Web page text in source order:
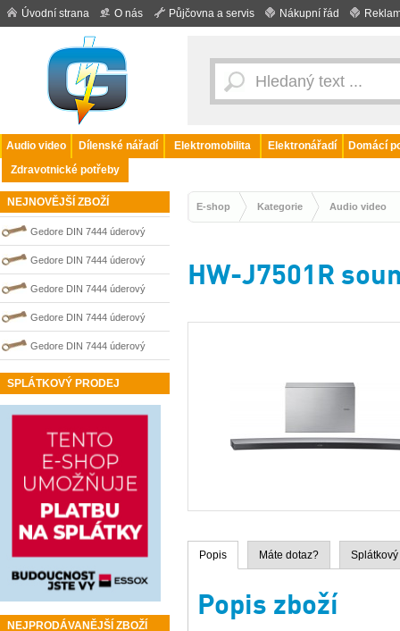
Úvodní strana O nás Půjčovna a servis Nákupní řád
Audio video Dílenské nářadí Elektromobilita Elektronářadí
Domácí
Zdravotnické potřeby
NEJNOVĚJŠÍ ZBOŽÍ
Gedore DIN 7444 úderový
nejiskřivý plochý (palcový) klíč
0100210S
Gedore DIN 7444 úderový
nejiskřivý plochý (palcový) klíč
0100202S
Gedore DIN 7444 úderový
nejiskřivý plochý (palcový) klíč
0100207S
Gedore DIN 7444 úderový
nejiskřivý plochý (palcový) klíč
0100208S
Gedore DIN 7444 úderový
nejiskřivý plochý (palcový) klíč
SPLÁTKOVÝ PRODEJ
NEJPRODÁVANĚJŠÍ ZBOŽÍ
E-shop Kategorie Audio video
HW-J7501R
Popis Máte dotaz?
Popis zboží